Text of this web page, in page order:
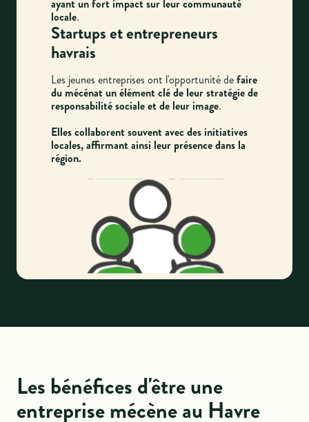
ayant un fort impact sur leur communauté
locale.
Startups et entrepreneurs
havrais
Les jeunes entreprises ont l'opportunité defaire
du mécénat un élément clé de leur stratégie de
responsabilité sociale et de leur image.
Elles collaborent souvent avec des initiatives
locales, affirmant ainsi leur présence dans la
région.
Les bénéfices d'être une
entreprise mécène au Havre